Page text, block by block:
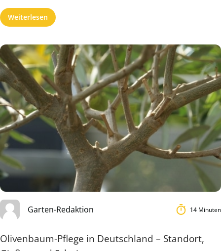
Weiterlesen
Garten-Redaktion 14 Minuten
Olivenbaum-Pflege in Deutschland – Standort,